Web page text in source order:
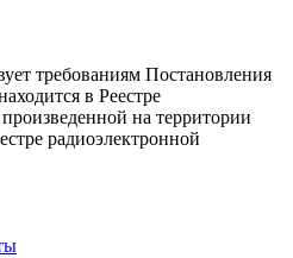
требованиям Постановления
в Реестре
на территории
радиоэлектронной